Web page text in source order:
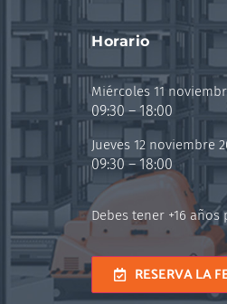
Horario
Miércoles 11
09:30 – 18:00
Jueves 12 noviembre
09:30 – 18:00
Debes tener +16 años
RESERVA LA